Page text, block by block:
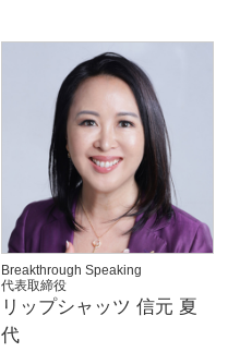
Breakthrough Speaking
代表取締役
リップシャッツ 信元 夏
代